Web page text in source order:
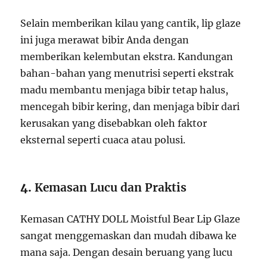
Selain memberikan kilau yang cantik, lip glaze
ini juga merawat bibir Anda dengan
memberikan kelembutan ekstra. Kandungan
bahan-bahan yang menutrisi seperti ekstrak
madu membantu menjaga bibir tetap halus,
mencegah bibir kering, dan menjaga bibir dari
kerusakan yang disebabkan oleh faktor
eksternal seperti cuaca atau polusi.
4.Kemasan Lucu dan Praktis
Kemasan CATHY DOLL Moistful Bear Lip Glaze
sangat menggemaskan dan mudah dibawa ke
mana saja. Dengan desain beruang yang lucu